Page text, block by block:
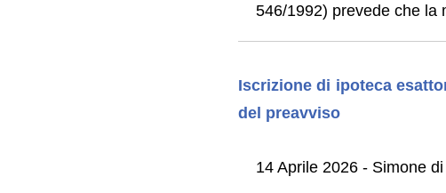
546/1992) prevede che la
Iscrizione di ipoteca
del preavviso
14 Aprile 2026 - Simone